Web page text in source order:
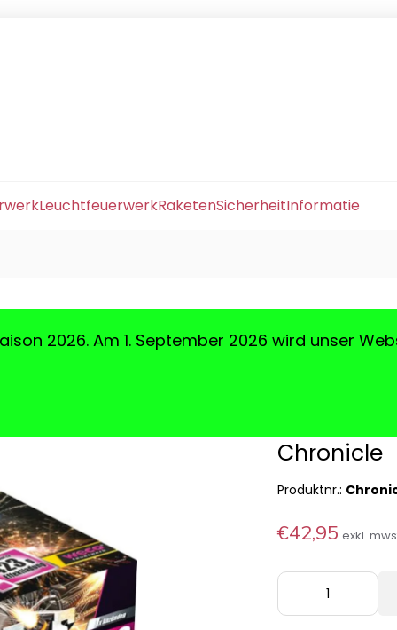
LeuchtfeuerwerkRaketenSicherheitInformatie
2026. Am 1. September 2026 wird unser
Chronicle
Produktnr.:
€42,95 exkl.